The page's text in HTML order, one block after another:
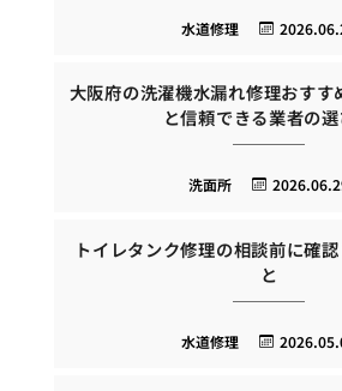
水道修理
大阪府の洗濯機水漏れ修理おすす
と信頼できる業者の
洗面所
トイレタンク修理の相談前に確
と
水道修理